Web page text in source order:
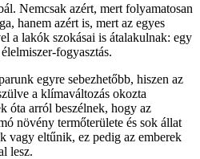
Nemcsak azért, mert folyamatosan
hanem azért is, mert az egyes
a lakók szokásai is átalakulnak: egy
fogyasztás.
egyre sebezhetőbb, hiszen az
a klímaváltozás okozta
óta arról beszélnek, hogy az
növény termőterülete és sok állat
vagy eltűnik, ez pedig az emberek
lesz.